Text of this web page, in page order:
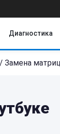
Диагностика
/ Замена